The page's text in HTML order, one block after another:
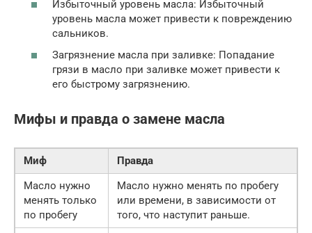
Избыточный уровень масла: Избыточный
уровень масла может привести к повреждению
сальников.
Загрязнение масла при заливке: Попадание
грязи в масло при заливке может привести к
его быстрому загрязнению.
Мифы и правда о замене масла
Миф
Правда
Масло нужно
менять только
по пробегу
Масло нужно менять по пробегу
или времени, в зависимости от
того, что наступит раньше.